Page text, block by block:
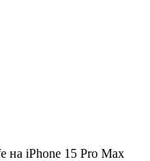
на iPhone 15 Pro Max